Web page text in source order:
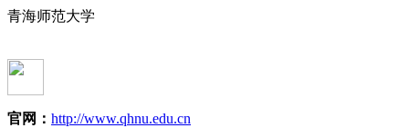
青海师范大学
官网： http://www.qhnu.edu.cn